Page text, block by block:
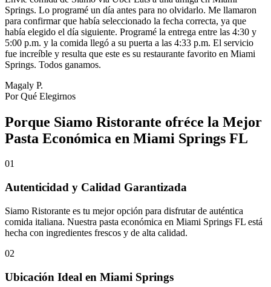
Springs. Lo programé un día antes para no olvidarlo. Me llamaron
para confirmar que había seleccionado la fecha correcta, ya que
había elegido el día siguiente. Programé la entrega entre las 4:30 y
5:00 p.m. y la comida llegó a su puerta a las 4:33 p.m. El servicio
fue increíble y resulta que este es su restaurante favorito en Miami
Springs. Todos ganamos.
Magaly P.
Por Qué Elegirnos
Porque Siamo Ristorante ofréce la Mejor
Pasta Económica en Miami Springs FL
01
Autenticidad y Calidad Garantizada
Siamo Ristorante es tu mejor opción para disfrutar de auténtica
comida italiana. Nuestra pasta económica en Miami Springs FL está
hecha con ingredientes frescos y de alta calidad.
02
Ubicación Ideal en Miami Springs